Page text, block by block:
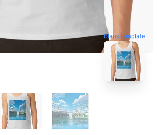
blank template